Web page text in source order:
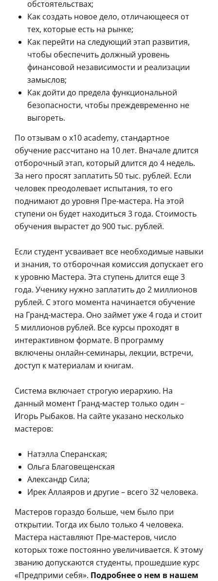
обстоятельствах;
Как создать новое дело, отличающееся от
тех, которые есть на рынке;
Как перейти на следующий этап развития,
чтобы обеспечить должный уровень
финансовой независимости и реализации
замыслов;
Как дойти до предела функциональной
безопасности, чтобы преждевременно не
выгореть.
По отзывам о x10 academy, стандартное
обучение рассчитано на 10 лет. Вначале длится
отборочный этап, который длится до 4 недель.
За него просят заплатить 50 тыс. рублей. Если
человек преодолевает испытания, то его
поднимают до уровня Пре-мастера. На этой
ступени он будет находиться 3 года. Стоимость
обучения вырастет до 900 тыс. рублей.
Если студент усваивает все необходимые навыки
и знания, то отборочная комиссия допускает его
к уровню Мастера. Эта ступень длится еще 3
года. Ученику нужно заплатить до 2 миллионов
рублей. С этого момента начинается обучение
на Гранд-мастера. Оно займет уже 4 года и стоит
5 миллионов рублей. Все курсы проходят в
интерактивном формате. В программу
включены онлайн-семинары, лекции, встречи,
доступ к материалам и книгам.
Система включает строгую иерархию. На
данный момент Гранд-мастер только один –
Игорь Рыбаков. На сайте указано несколько
мастеров:
Натэлла Сперанская;
Ольга Благовещенская
Александр Сила;
Ирек Аллаяров и другие – всего 32 человека.
Мастеров гораздо больше, чем было при
открытии. Тогда их было только 4 человека.
Мастера наставляют Пре-мастеров, число
которых тоже постоянно увеличивается. К этому
званию допускаются студенты, прошедшие курс
«Предприми себя». Подробнее о нем в нашем